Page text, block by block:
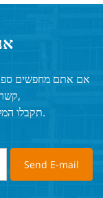
אם אתם מחפשים ספק
קשר וספרו לנו על הדרישות שלכם,
תקבלו המלצות מקצועיות והצעת מחיר מדויקת.